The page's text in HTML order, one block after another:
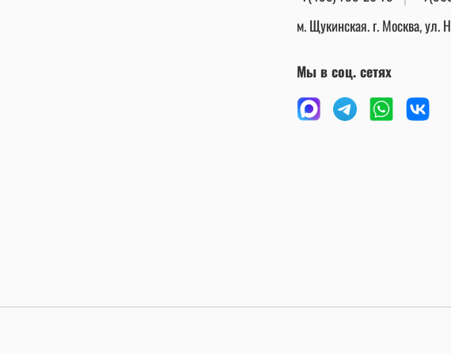
м. Щукинская. г. Москва, ул.
Мы в соц. сетях